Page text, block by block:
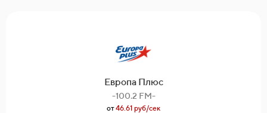
Европа Плюс
-100.2 FM-
от46.61 руб/сек